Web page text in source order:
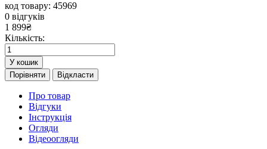
код товару: 45969
0 відгуків
1 899₴
Кількість:
У кошик
Порівняти
Відкласти
Про товар
Відгуки
Інструкція
Огляди
Відеоогляди